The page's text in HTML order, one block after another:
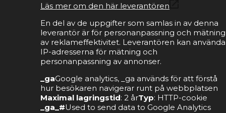
Läs mer om den här leverantören
En del av de uppgifter som samlas in av denna
leverantör är för personanpassning och mätning
av reklameffektivitet. Leverantören kan använda
IP-adresserna för mätning och
personanpassning av annonser.
_gaGoogle analytics, _ga används för att förstå
hur besökaren navigerar runt på webbplatsen
Maximal lagringstid: 2 årTyp: HTTP-cookie
_ga_#Used to send data to Google Analytics